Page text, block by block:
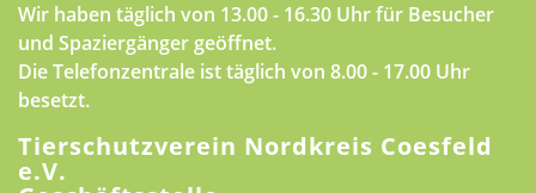
Wir haben täglich von 13.00 - 16.30 Uhr für Besucher
und Spaziergänger geöffnet.
Die Telefonzentrale ist täglich von 8.00 - 17.00 Uhr
besetzt.
Tierschutzverein Nordkreis Coesfeld
e.V.